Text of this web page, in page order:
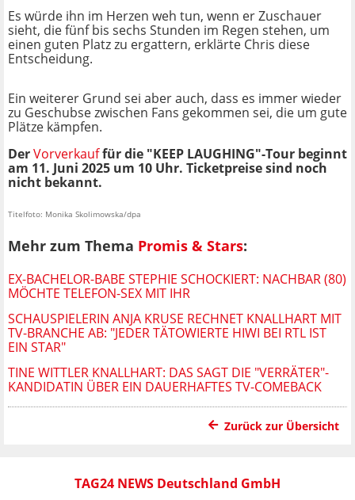
Es würde ihn im Herzen weh tun, wenn er Zuschauer
sieht, die fünf bis sechs Stunden im Regen stehen, um
einen guten Platz zu ergattern, erklärte Chris diese
Entscheidung.
Ein weiterer Grund sei aber auch, dass es immer wieder
zu Geschubse zwischen Fans gekommen sei, die um gute
Plätze kämpfen.
DerVorverkauffür die "KEEP LAUGHING"-Tour beginnt
am 11. Juni 2025 um 10 Uhr. Ticketpreise sind noch
nicht bekannt.
Titelfoto: Monika Skolimowska/dpa
Mehr zum Thema Promis & Stars:
EX-BACHELOR-BABE STEPHIE SCHOCKIERT: NACHBAR (80)
MÖCHTE TELEFON-SEX MIT IHR
SCHAUSPIELERIN ANJA KRUSE RECHNET KNALLHART MIT
TV-BRANCHE AB: "JEDER TÄTOWIERTE HIWI BEI RTL IST
EIN STAR"
TINE WITTLER KNALLHART: DAS SAGT DIE "VERRÄTER"-
KANDIDATIN ÜBER EIN DAUERHAFTES TV-COMEBACK
Zurück zur Übersicht
TAG24 NEWS Deutschland GmbH